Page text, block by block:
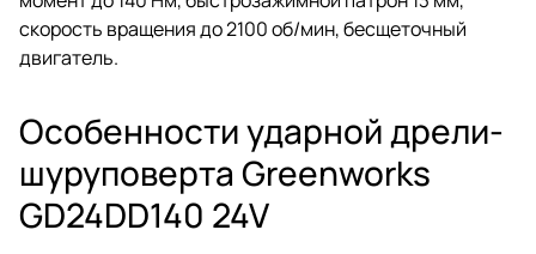
скорость вращения до 2100 об/мин, бесщеточный
двигатель.
Особенности ударной дрели-
шуруповерта Greenworks
GD24DD140 24V